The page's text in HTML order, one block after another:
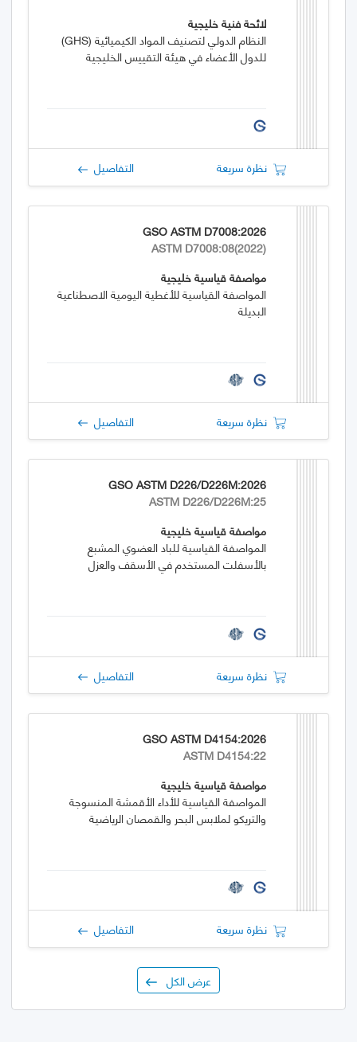
لائحة فنية خليجية
النظام الدولي لتصنيف المواد الكيميائية (GHS)
للدول الأعضاء في هيئة التقييس الخليجية
نظرة سريعة التفاصيل
GSO ASTM D7008:2026
ASTM D7008:08(2022)
مواصفة قياسية خليجية
المواصفة القياسية للأغطية اليومية الاصطناعية
البديلة
نظرة سريعة التفاصيل
GSO ASTM D226/D226M:2026
ASTM D226/D226M:25
مواصفة قياسية خليجية
المواصفة القياسية للباد العضوي المشبع
بالأسفلت المستخدم في الأسقف والعزل
نظرة سريعة التفاصيل
GSO ASTM D4154:2026
ASTM D4154:22
مواصفة قياسية خليجية
المواصفة القياسية للأداء الأقمشة المنسوجة
والتريكو لملابس البحر والقمصان الرياضية
نظرة سريعة التفاصيل
عرض الكل